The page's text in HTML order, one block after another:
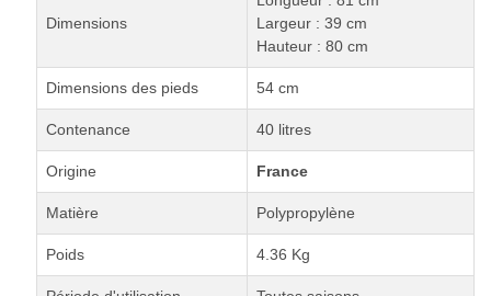
Dimensions
Largeur : 39 cm
Hauteur : 80 cm
Dimensions des pieds 54 cm
Contenance 40 litres
Origine France
Matière Polypropylène
Poids 4.36 Kg